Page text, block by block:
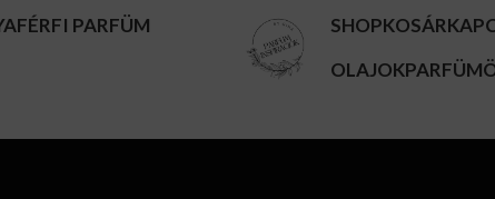
FÉRFI PARFÜM
SHOPKOSÁR
OLAJOK